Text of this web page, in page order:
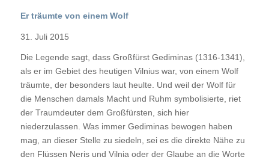
Er träumte von einem Wolf
31. Juli 2015
Die Legende sagt, dass Großfürst Gediminas (1316-1341),
als er im Gebiet des heutigen Vilnius war, von einem Wolf
träumte, der besonders laut heulte. Und weil der Wolf für
die Menschen damals Macht und Ruhm symbolisierte, riet
der Traumdeuter dem Großfürsten, sich hier
niederzulassen. Was immer Gediminas bewogen haben
mag, an dieser Stelle zu siedeln, sei es die direkte Nähe zu
den Flüssen Neris und Vilnia oder der Glaube an die Worte